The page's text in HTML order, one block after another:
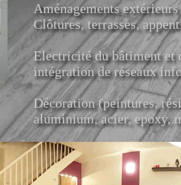
Aménagements
Clôtures, terrasses,
Electricité du bâtiment et
intégration de réseaux
Décoration (peintures,
aluminium, acier, epoxy,